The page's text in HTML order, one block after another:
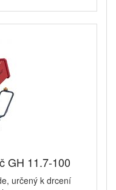
GH 11.7-100
určený k drcení